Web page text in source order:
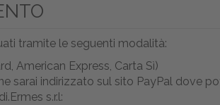
tramite le seguenti modalità:
American Express, Carta Sì)
sarai indirizzato sul sito PayPal dove
s.r.l: